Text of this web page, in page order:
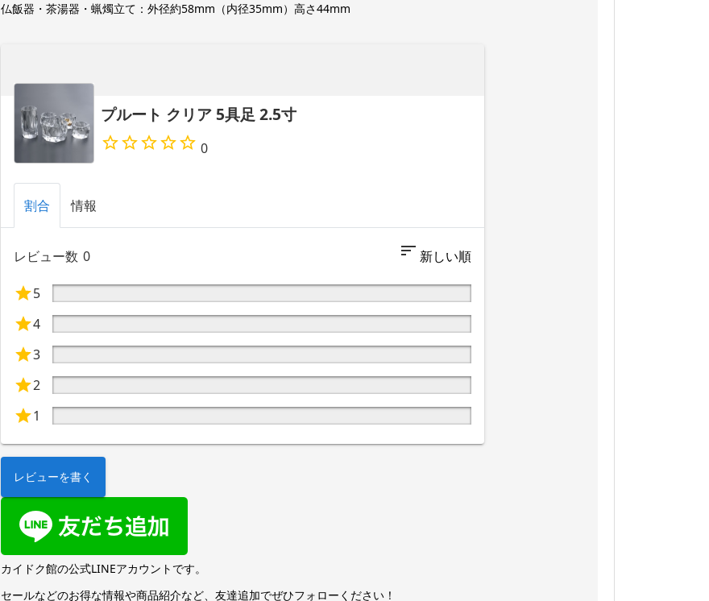
仏飯器・茶湯器・蝋燭立て：外径約58mm（内径35mm）高さ44mm
プルート クリア 5具足 2.5寸
0
割合 情報
レビュー数 0
5
4
3
2
1
レビューを書く
カイドク館の公式LINEアカウントです。
セールなどのお得な情報や商品紹介など、友達追加でぜひフォローください！